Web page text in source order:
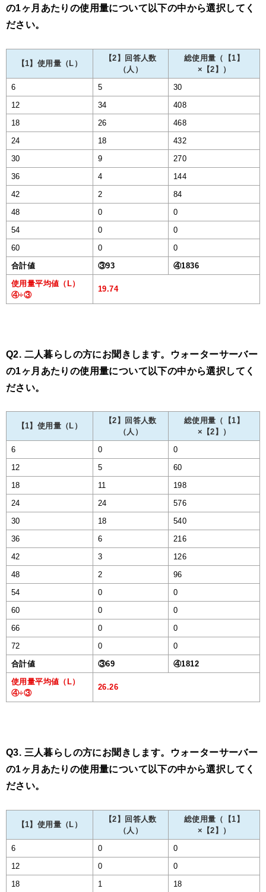
の1ヶ月あたりの使用量について以下の中から選択してく
ださい。
【1】使用量（L）
【2】回答人数
（人）
総使用量（【1】
×【2】）
6
5
30
12
34
408
18
26
468
24
18
432
30
9
270
36
4
144
42
2
84
48
0
0
54
0
0
60
0
0
合計値
③93
④1836
使用量平均値（L）
④÷③
19.74
Q2. 二人暮らしの方にお聞きします。ウォーターサーバー
の1ヶ月あたりの使用量について以下の中から選択してく
ださい。
【1】使用量（L）
【2】回答人数
（人）
総使用量（【1】
×【2】）
6
0
0
12
5
60
18
11
198
24
24
576
30
18
540
36
6
216
42
3
126
48
2
96
54
0
0
60
0
0
66
0
0
72
0
0
合計値
③69
④1812
使用量平均値（L）
④÷③
26.26
Q3. 三人暮らしの方にお聞きします。ウォーターサーバー
の1ヶ月あたりの使用量について以下の中から選択してく
ださい。
【1】使用量（L）
【2】回答人数
（人）
総使用量（【1】
×【2】）
6
0
0
12
0
0
18
1
18